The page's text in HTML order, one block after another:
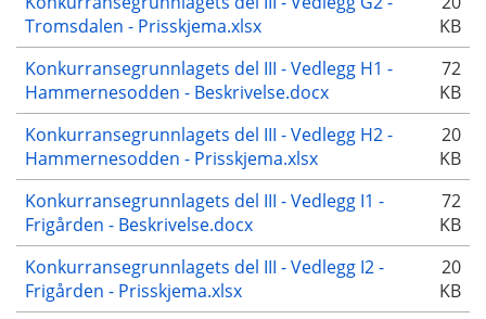
Tromsdalen - Prisskjema.xlsx
KB
Konkurransegrunnlagets del III - Vedlegg H1 -
Hammernesodden - Beskrivelse.docx
72
KB
Konkurransegrunnlagets del III - Vedlegg H2 -
Hammernesodden - Prisskjema.xlsx
20
KB
Konkurransegrunnlagets del III - Vedlegg I1 -
Frigården - Beskrivelse.docx
72
KB
Konkurransegrunnlagets del III - Vedlegg I2 -
Frigården - Prisskjema.xlsx
20
KB